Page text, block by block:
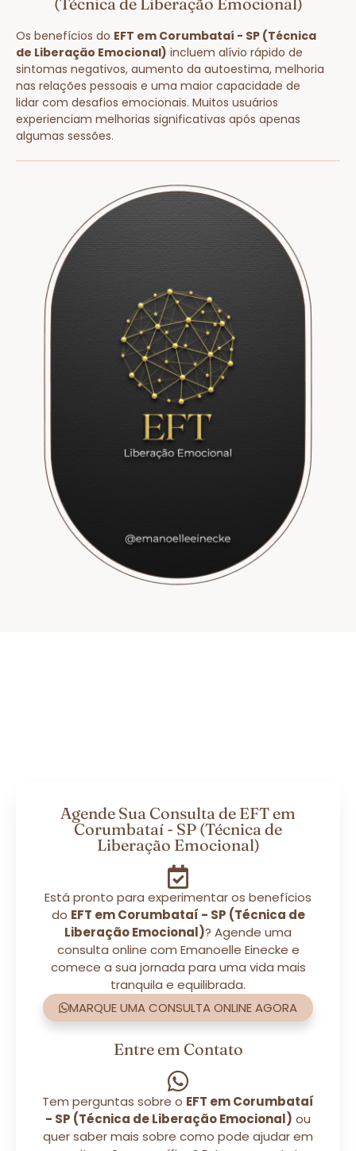
Os benefícios do EFT em Corumbataí - SP (Técnica
de Liberação Emocional) incluem alívio rápido de
sintomas negativos, aumento da autoestima, melhoria
nas relações pessoais e uma maior capacidade de
lidar com desafios emocionais. Muitos usuários
experienciam melhorias significativas após apenas
algumas sessões.
Agende Sua Consulta de EFT em
Corumbataí - SP (Técnica de
Liberação Emocional)
Está pronto para experimentar os benefícios
do EFT em Corumbataí - SP (Técnica de
Liberação Emocional)? Agende uma
consulta online com Emanoelle Einecke e
comece a sua jornada para uma vida mais
tranquila e equilibrada.
MARQUE UMA CONSULTA ONLINE AGORA
Entre em Contato
Tem perguntas sobre o EFT em Corumbataí
- SP (Técnica de Liberação Emocional) ou
quer saber mais sobre como pode ajudar em